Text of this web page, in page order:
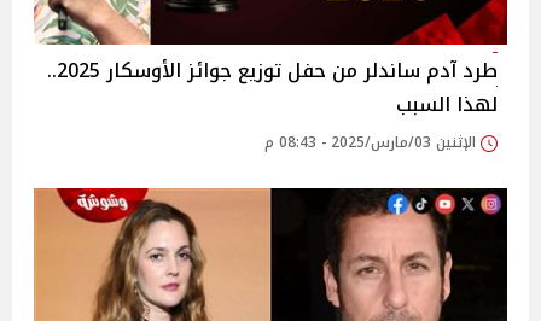
طرد آدم ساندلر من حفل توزيع جوائز الأوسكار 2025..
لهذا السبب
الإثنين 03/مارس/2025 - 08:43 م